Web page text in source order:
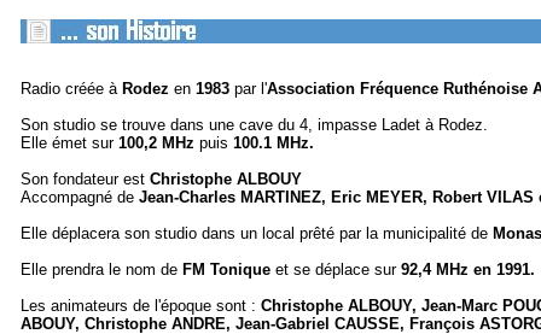
Radio créée à Rodez en 1983 par l'Association Fréquence Ruthénoise
Son studio se trouve dans une cave du 4, impasse Ladet à Rodez.
Elle émet sur 100,2 MHz puis 100.1 MHz.
Son fondateur est Christophe ALBOUY
Accompagné de Jean-Charles MARTINEZ, Eric MEYER, Robert VILAS
Elle déplacera son studio dans un local prêté par la municipalité de
Elle prendra le nom de FM Tonique et se déplace sur 92,4 MHz en 1991.
Les animateurs de l'époque sont : Christophe ALBOUY, Jean-Marc
ABOUY, Christophe ANDRE, Jean-Gabriel CAUSSE, François